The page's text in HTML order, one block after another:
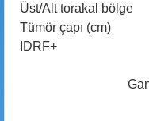
Üst/Alt torakal bölge
Tümör çapı (cm)
IDRF+